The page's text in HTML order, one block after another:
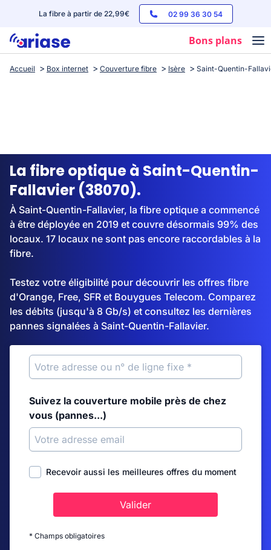
La fibre à partir de 22,99€ 02 99 36 30 54
Bons plans
Box internet
Streaming
Accueil Box internet Couverture fibre Isère Saint-Quentin-
La fibre optique à Saint-Quentin-
Fallavier (38070).
À Saint-Quentin-Fallavier, la fibre optique a commencé
à être déployée en 2019 et couvre désormais 99% des
locaux. 17 locaux ne sont pas encore raccordables à la
fibre.
Testez votre éligibilité pour découvrir les offres fibre
d'Orange, Free, SFR et Bouygues Telecom. Comparez
les débits (jusqu'à 8 Gb/s) et consultez les dernières
pannes signalées à Saint-Quentin-Fallavier.
Suivez la couverture mobile près de chez
vous (pannes...)
Recevoir aussi les meilleures offres du moment
Valider
* Champs obligatoires